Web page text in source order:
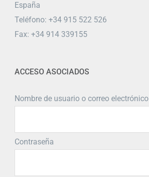
España
Teléfono: +34 915 522 526
Fax: +34 914 339155
ACCESO ASOCIADOS
Nombre de usuario o correo electrónico
Contraseña